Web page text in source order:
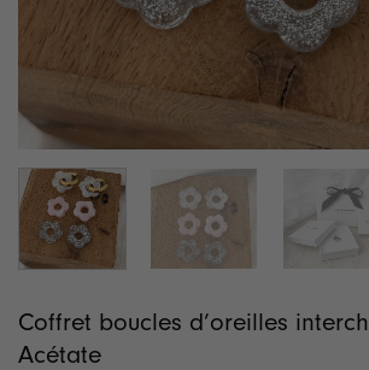
Coffret boucles d’oreilles
Acétate